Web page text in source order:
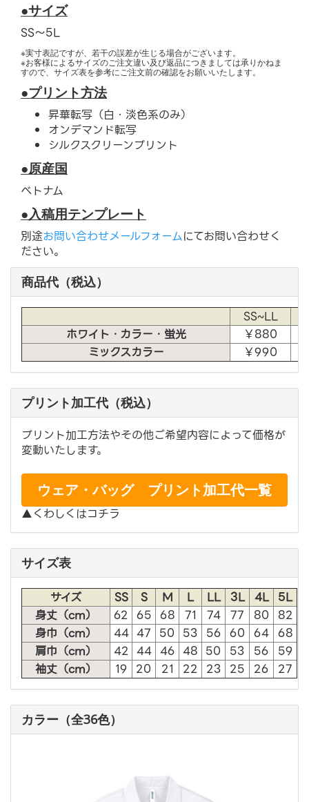
●サイズ
SS〜5L
※実寸表記ですが、若干の誤差が生じる場合がございます。
※お客様によるサイズのご注文違い及び返品につきましては承りかねま
すので、サイズ表を参考にご注文前の確認をお願いいたします。
●プリント方法
昇華転写（白・淡色系のみ）
オンデマンド転写
シルクスクリーンプリント
●原産国
ベトナム
●入稿用テンプレート
別途お問い合わせメールフォームにてお問い合わせく
ださい。
商品代（税込）
SS~LL
ホワイト・カラー・蛍光
￥880
ミックスカラー
￥990
プリント加工代（税込）
プリント加工方法やその他ご希望内容によって価格が
変動いたします。
ウェア・バッグ プリント加工代一覧
▲くわしくはコチラ
サイズ表
サイズ SS S M L LL 3L 4L 5L
身丈（cm）
62 65 68 71 74 77 80 82
身巾（cm）
44 47 50 53 56 60 64 68
肩巾（cm）
42 44 46 48 50 53 56 59
袖丈（cm）
19 20 21 22 23 25 26 27
カラー（全36色）